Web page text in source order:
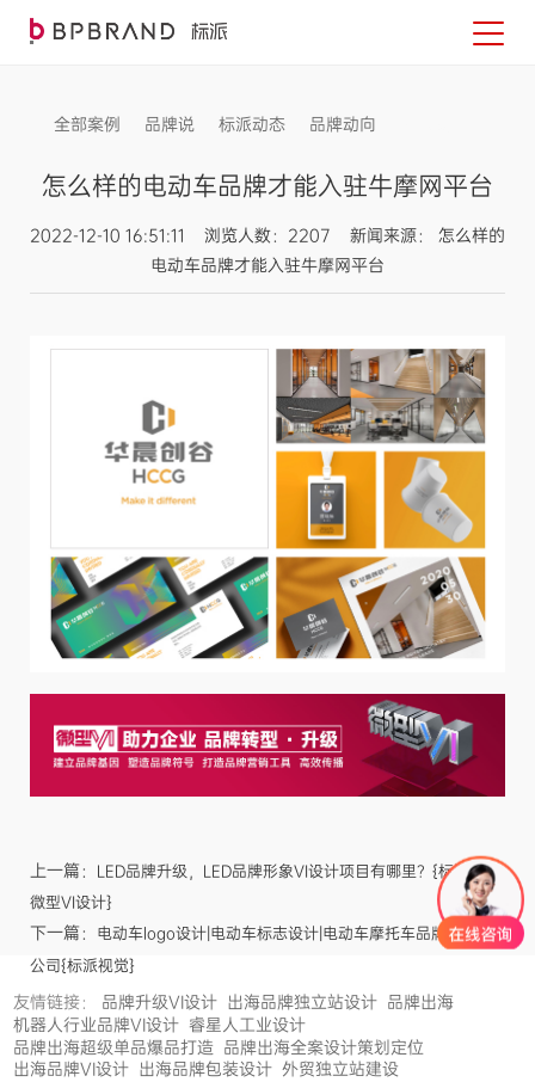
全部案例 品牌说 标派动态 品牌动向
怎么样的电动车品牌才能入驻牛摩网平台
2022-12-10 16:51:11 浏览人数：2207 新闻来源： 怎么样的
电动车品牌才能入驻牛摩网平台
上一篇： LED品牌升级，LED品牌形象VI设计项目有哪里？{标派视觉
微型VI设计}
下一篇： 电动车logo设计|电动车标志设计|电动车摩托车品牌VI设计
公司{标派视觉}
友情链接： 品牌升级VI设计 出海品牌独立站设计 品牌出海
机器人行业品牌VI设计 睿星人工业设计
品牌出海超级单品爆品打造 品牌出海全案设计策划定位
出海品牌VI设计 出海品牌包装设计 外贸独立站建设